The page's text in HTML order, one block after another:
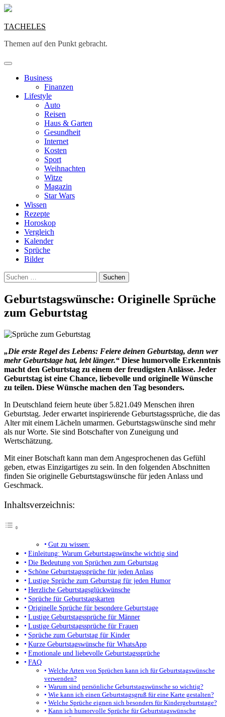
Skip
content
TACHELES
Themen auf den Punkt gebracht.
Business
Finanzen
Lifestyle
Auto
Reisen
Haus & Garten
Gesundheit
Internet
Kosten
Sport
Weihnachten
Witze
Magazin
Star Wars
Wissen
Rezepte
Horoskop
Vergleich
Kalender
Sprüche
Bilder
Suchen
nach:
Geburtstagswünsche: Originelle Sprüche
zum Geburtstag
„Die erste Regel des Lebens: Feiere deinen Geburtstag, denn wer
mehr Geburtstage hat, lebt länger.“ Diese humorvolle Erkenntnis
macht den Geburtstag zu einem der freudigsten Anlässe. Jeder
Geburtstag ist eine Chance, liebevolle und originelle Wünsche
zu teilen. Diese Wünsche machen den Tag besonders.
In Deutschland feiern heute über 5.821.049 Menschen ihren
Geburtstag. Jeder erwartet inspirierende Geburtstagssprüche, die das
Alter mit einem Lächeln umarmen. Geburtstagswünsche sind mehr
als nur Worte. Sie sind Botschafter von Zuneigung und
Wertschätzung.
Mit einer Botschaft kann man dem Angesprochenen das Gefühl
geben, etwas Einzigartiges zu sein. In den folgenden Abschnitten
finden Sie originelle Geburtstagswünsche für jeden Anlass und
Geschmack.
Inhaltsverzeichnis:
Gut zu wissen:
Einleitung: Warum Geburtstagswünsche wichtig sind
Die Bedeutung von Sprüchen zum Geburtstag
Schöne Geburtstagssprüche für jeden Anlass
Lustige Sprüche zum Geburtstag für jeden Humor
Herzliche Geburtstagsglückwünsche
Sprüche für Geburtstagskarten
Originelle Sprüche für besondere Geburtstage
Lustige Geburtstagssprüche für Männer
Lustige Geburtstagssprüche für Frauen
Sprüche zum Geburtstag für Kinder
Kurze Geburtstagswünsche für WhatsApp
Emotionale und liebevolle Geburtstagssprüche
FAQ
Welche Arten von Sprüchen kann ich für Geburtstagswünsche
verwenden?
Warum sind persönliche Geburtstagswünsche so wichtig?
Wie kann ich einen Geburtstagsgruß für eine Karte gestalten?
Welche Sprüche eignen sich besonders für Kindergeburtstage?
Kann ich humorvolle Sprüche für Geburtstagswünsche